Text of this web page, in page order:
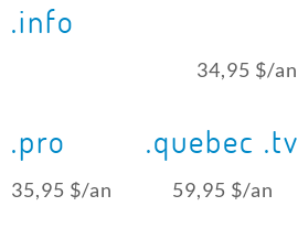
.info
34,95 $/an
.pro
35,95 $/an
.quebec .tv
59,95 $/an